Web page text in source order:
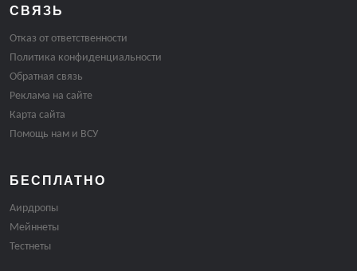
СВЯЗЬ
Отказ от ответственности
Политика конфиденциальности
Обратная связь
Реклама на сайте
Карта сайта
Помощь нам и ВСУ
БЕСПЛАТНО
Аирдропы
Мейннеты
Тестнеты